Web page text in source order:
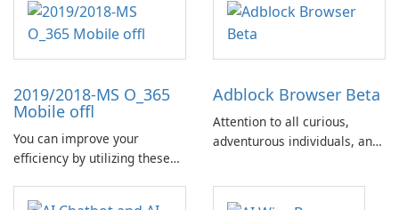
2019/2018-MS O_365
Mobile offl
You can improve your
efficiency by utilizing these
shortcuts.
Adblock Browser Beta
Attention to all curious,
adventurous individuals, and
innovations. Your assistance